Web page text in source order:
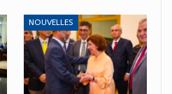
NOUVELLES